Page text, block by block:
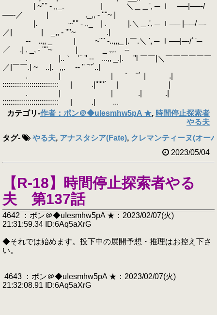
| ~"'' - ,,_. | ＼＿＿', ─ ｌ ──|──‐/
──‐／ | ._,, - ''"~ |
|. ~"'' - ,,_ | . |.＼＿.', ─ ｌ── |──/ ─‐
／| | _,, - ''"~ .|
‐- ..,, _ | ~"'' -..,,,_ |.￣.＼ ', ─ ｌ──|─‐/ﾞ'─
／ .| . _, - ''"~ | _ ,,.. -‐
. |..｀゛¨ '' ‐- ...,, _.|. ''l ￣￣|＼￣￣￣￣￣￣
／|￣￣.| ~ ..|._ ,,. -‐ '' ¨"´..|
. | | ｀゛ﾞ | .|
::::::::::::::::::::::::::::: | .|''''"´ | |
. | | .| .|
::::::::::::::::::::::::::::: | .| ...
カテゴリ-作者：ポン＠◆uIesmhw5pA ★, 時間停止探索者
やる夫
タグ- やる夫, アナスタシア(Fate), クレマンティーヌ(オー
2023/05/04
【R-18】時間停止探索者やる
夫 第137話
4642 ：ポン＠◆uIesmhw5pA ★：2023/02/07(火)
21:31:59.34 ID:6Aq5aXrG
◆それでは始めます。投下中の展開予想・推理はお控え下さ
い。
4643 ：ポン＠◆uIesmhw5pA ★：2023/02/07(火)
21:32:08.91 ID:6Aq5aXrG